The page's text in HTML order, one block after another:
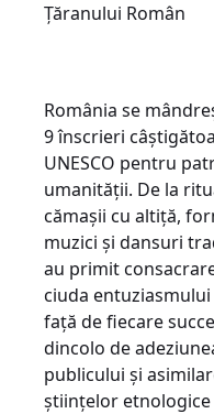
Țăranului Român
România se
9 înscrieri
UNESCO pentru
umanității. De la
cămașii cu altiță,
muzici și dansuri
au primit
ciuda
față de fiecare
dincolo de
publicului și
științelor etnologice